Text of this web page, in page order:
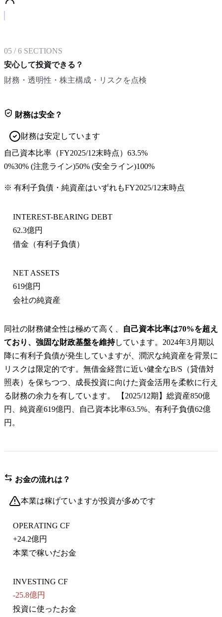
05 /6 SECTIONS
安心して投資できる？
財務・透明性・株主構成・リスクを点検
財務は安全？
財務は安定しています
自己資本比率 （FY2025/12末時点） 63.5%
0%30% (注意ライン)50% (安全ライン)100%
※ 有利子負債・純資産はいずれもFY2025/12末時点
INTEREST-BEARING DEBT
62.3億円
借金（有利子負債）
NET ASSETS
619億円
会社の純資産
同社の財務健全性は極めて高く、
自己資本比率は70%を超え
ており、強固な財政基盤を維持しています。2024年3月期以
降に有利子負債が発生していますが、潤沢な純資産を背景に
リスクは限定的です。無借金経営に近い健全なB/S（貸借対
照表）を保ちつつ、成長投資に向けた資金活用を柔軟に行え
る財務の余力を有しています。 【2025/12期】総資産850億
円、純資産619億円、自己資本比率63.5%、有利子負債62億
円。
お金の流れは？
本業は稼げていますが投資が多めです
OPERATING CF
+24.2億円
本業で稼いだお金
INVESTING CF
-25.8億円
投資に使ったお金